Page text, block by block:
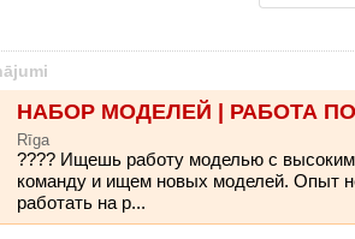
НАБОР МОДЕЛЕЙ | РАБОТА
Rīga
???? Ищешь работу моделью с
команду и ищем новых моделей. Опыт
работать на р...